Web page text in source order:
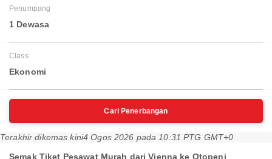
Penumpang
1 Dewasa
Class
Ekonomi
Cari Penerbangan
Terakhir dikemas kini4 Ogos 2026 pada 10:31 PTG GMT+0
Semak Tiket Pesawat Murah dari Vienna ke Otopeni